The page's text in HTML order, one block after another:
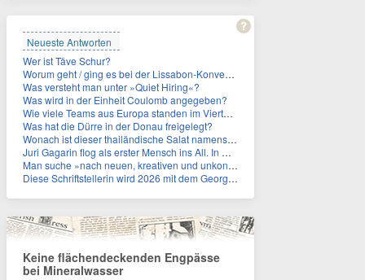
Neueste Antworten
Wer ist Täve Schur?
Worum geht / ging es bei der Lissabon-Konvention?
Was versteht man unter »Quiet Hiring«?
Was wird in der Einheit Coulomb angegeben?
Wie viele Teams aus Europa standen im Viertelfinale der Fußball-WM 2026 in Mexiko, den USA und Kanada?
Was hat die Dürre in der Donau freigelegt?
Wonach ist dieser thailändische Salat namens Nam Tok benannt?
Juri Gagarin flog als erster Mensch ins All. In welchem Jahr?
Man suche »nach neuen, kreativen und unkonventionellen« Ideen im Umgang mit dem Iran, schrieb das US-Militär. An wen?
Diese Schriftstellerin wird 2026 mit dem Georg-Büchner-Preis ausgezeichnet. Wie heißt sie?
Keine flächendeckenden Engpässe
bei Mineralwasser